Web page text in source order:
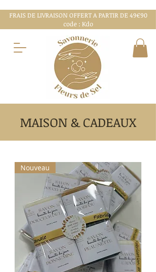
FRAIS DE LIVRAISON OFFERT A PARTIR DE 49€90
code : Kdo
MAISON & CADEAUX
Nouveau